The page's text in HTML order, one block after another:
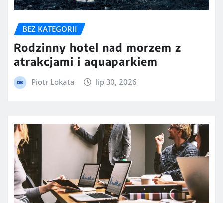
BEZ KATEGORII
Rodzinny hotel nad morzem z
atrakcjami i aquaparkiem
Piotr Lokata lip 30, 2026